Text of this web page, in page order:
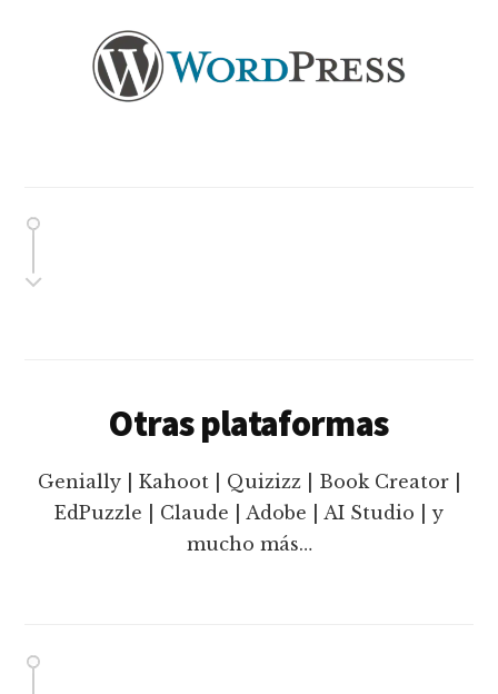
Otras plataformas
Genially | Kahoot | Quizizz | Book Creator |
EdPuzzle | Claude | Adobe | AI Studio | y
mucho más…